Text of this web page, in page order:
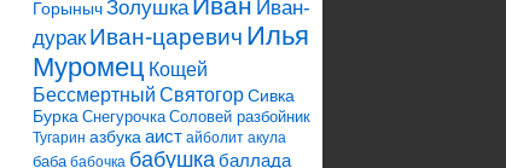
ГорынычЗолушка
Иван-
дурак Иван-царевич Илья
Муромец Кощей
Бессмертный СвятогорСивка
Бурка Снегурочка Соловей разбойник
Тугарин азбука аист айболит акула
баба бабочка бабушкабаллада